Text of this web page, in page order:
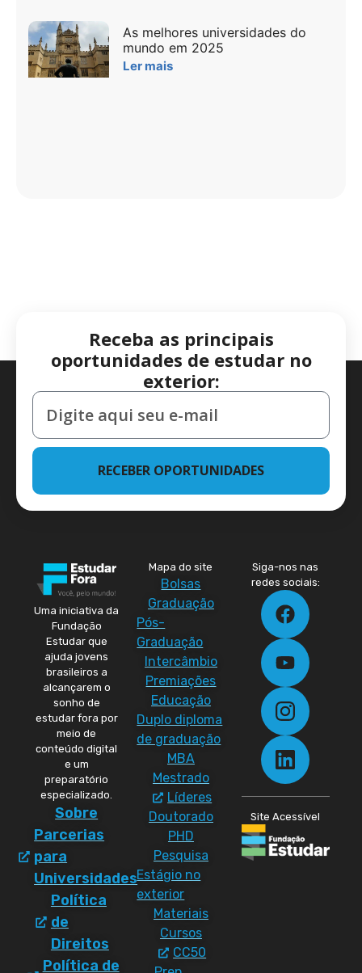
As melhores universidades do
mundo em 2025
Ler mais
Receba as principais
oportunidades de estudar no
exterior:
RECEBER OPORTUNIDADES
Uma iniciativa da
Fundação
Estudar que
ajuda jovens
brasileiros a
alcançarem o
sonho de
estudar fora por
meio de
conteúdo digital
e um
preparatório
especializado.
Sobre
Parcerias
para
Universidades
Política
de
Direitos
Política de
Mapa do site
Bolsas
Graduação
Pós-
Graduação
Intercâmbio
Premiações
Educação
Duplo diploma
de graduação
MBA
Mestrado
Líderes
Doutorado
PHD
Pesquisa
Estágio no
exterior
Materiais
Cursos
CC50
Siga-nos nas
redes sociais:
Site Acessível